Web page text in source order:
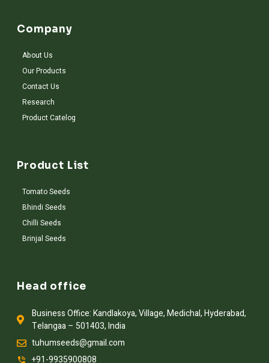
Company
About Us
Our Products
Contact Us
Research
Product Catelog
Product List
Tomato Seeds
Bhindi Seeds
Chilli Seeds
Brinjal Seeds
Head office
Business Office: Kandlakoya, Village, Medichal, Hyderabad,
Telangaa – 501403, India
tuhumseeds@gmail.com
+91-9935900808